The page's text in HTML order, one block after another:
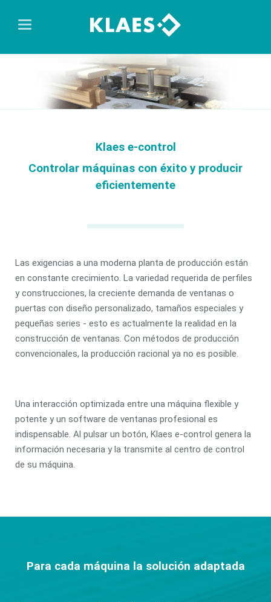
Klaes e-control
Controlar máquinas con éxito y producir
eficientemente
Las exigencias a una moderna planta de producción están
en constante crecimiento. La variedad requerida de perfiles
y construcciones, la creciente demanda de ventanas o
puertas con diseño personalizado, tamaños especiales y
pequeñas series - esto es actualmente la realidad en la
construcción de ventanas. Con métodos de producción
convencionales, la producción racional ya no es posible.
Una interacción optimizada entre una máquina flexible y
potente y un software de ventanas profesional es
indispensable. Al pulsar un botón, Klaes e-control genera la
información necesaria y la transmite al centro de control
de su máquina.
Para cada máquina la solución adaptada